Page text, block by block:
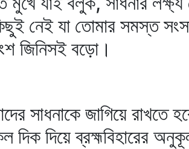
নেই যা তোমার সমস্ত
জিনিসই বড়ো।
সাধনাকে জাগিয়ে রাখতে
দিয়ে ব্রহ্মবিহারের